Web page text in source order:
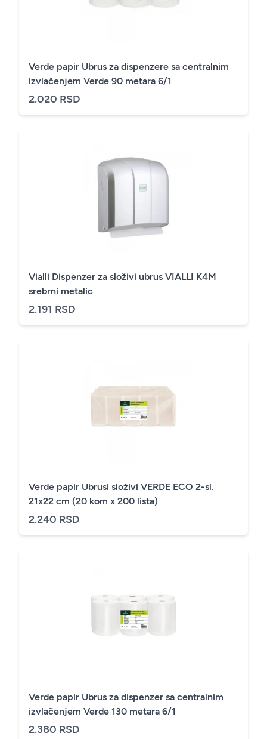
Verde papir Ubrus za dispenzere sa centralnim
izvlačenjem Verde 90 metara 6/1
2.020 RSD
Vialli Dispenzer za složivi ubrus VIALLI K4M
srebrni metalic
2.191 RSD
Verde papir Ubrusi složivi VERDE ECO 2-sl.
21x22 cm (20 kom x 200 lista)
2.240 RSD
Verde papir Ubrus za dispenzer sa centralnim
izvlačenjem Verde 130 metara 6/1
2.380 RSD